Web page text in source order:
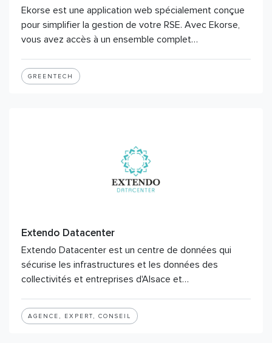
Ekorse est une application web spécialement conçue
pour simplifier la gestion de votre RSE. Avec Ekorse,
vous avez accès à un ensemble complet…
GREENTECH
Extendo Datacenter
Extendo Datacenter est un centre de données qui
sécurise les infrastructures et les données des
collectivités et entreprises d'Alsace et…
AGENCE, EXPERT, CONSEIL